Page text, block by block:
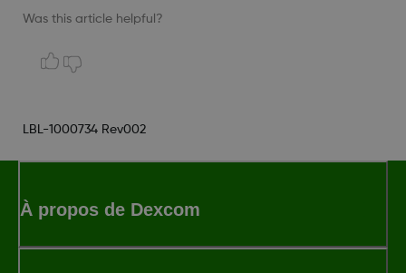
Was this article helpful?
LBL-1000734 Rev002
À propos de Dexcom